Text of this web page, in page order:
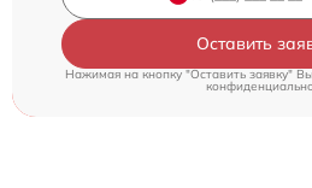
Оставить
Нажимая на кнопку "Оставить заявку"